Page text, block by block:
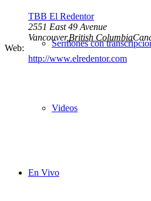
Sermones con
Videos
En Vivo
TBB El Redentor
2551 East 49 Avenue
Vancouver,British Columbia
Web:
http://www.elredentor.com